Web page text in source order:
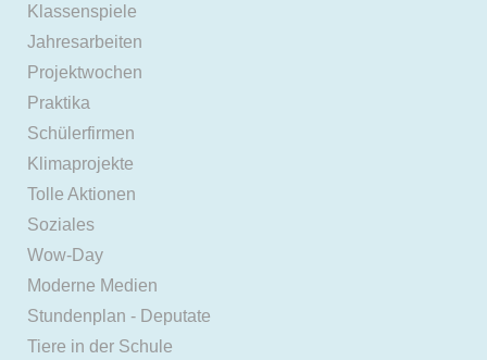
Klassenspiele
Jahresarbeiten
Projektwochen
Praktika
Schülerfirmen
Klimaprojekte
Tolle Aktionen
Soziales
Wow-Day
Moderne Medien
Stundenplan - Deputate
Tiere in der Schule